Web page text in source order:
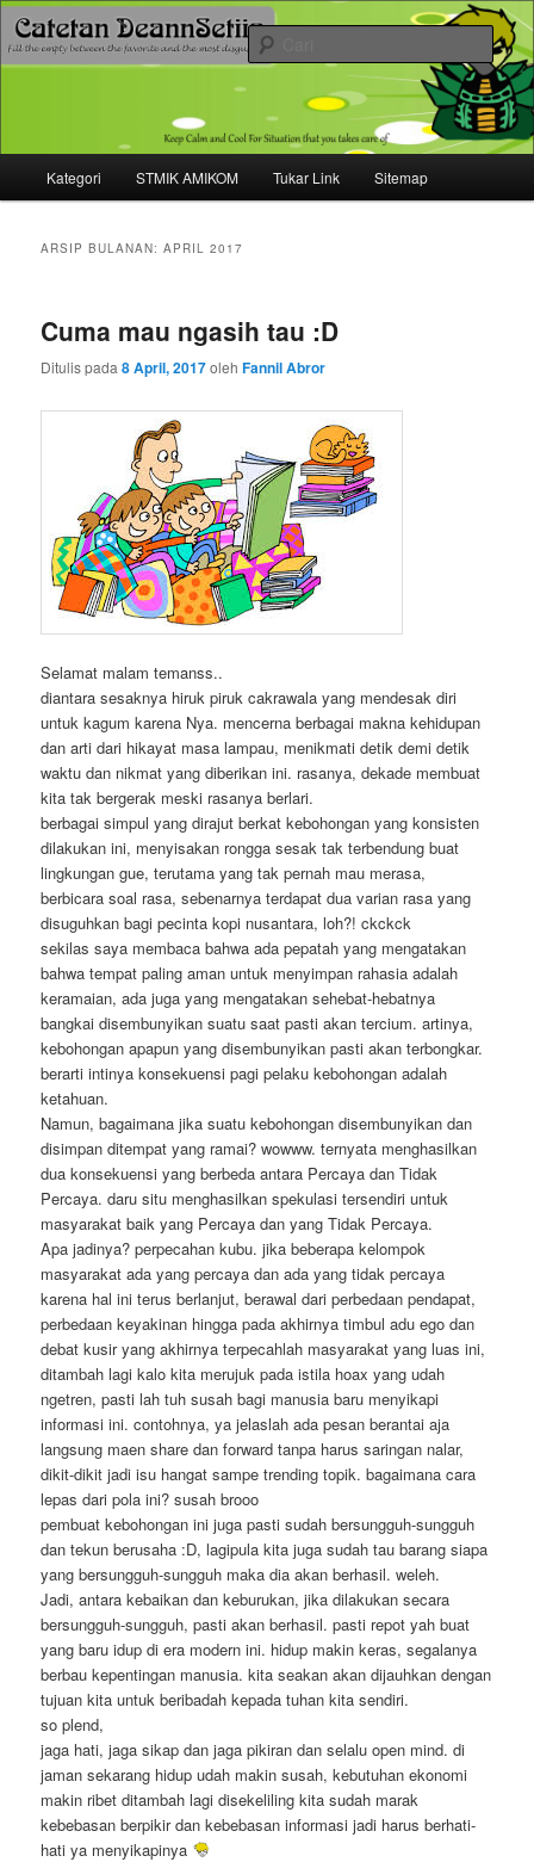
Mari bermimpi dan ciptakan kehendak
Cari
Langsung
utama
Langsung
sekunder
Kategori STMIK AMIKOM Tukar Link Sitemap
ARSIP BULANAN:APRIL 2017
Cuma mau ngasih tau :D
Ditulis pada8 April, 2017olehFannil Abror
Selamat malam temanss..
diantara sesaknya hiruk piruk cakrawala yang mendesak diri
untuk kagum karena Nya. mencerna berbagai makna kehidupan
dan arti dari hikayat masa lampau, menikmati detik demi detik
waktu dan nikmat yang diberikan ini. rasanya, dekade membuat
kita tak bergerak meski rasanya berlari.
berbagai simpul yang dirajut berkat kebohongan yang konsisten
dilakukan ini, menyisakan rongga sesak tak terbendung buat
lingkungan gue, terutama yang tak pernah mau merasa,
berbicara soal rasa, sebenarnya terdapat dua varian rasa yang
disuguhkan bagi pecinta kopi nusantara, loh?! ckckck
sekilas saya membaca bahwa ada pepatah yang mengatakan
bahwa tempat paling aman untuk menyimpan rahasia adalah
keramaian, ada juga yang mengatakan sehebat-hebatnya
bangkai disembunyikan suatu saat pasti akan tercium. artinya,
kebohongan apapun yang disembunyikan pasti akan terbongkar.
berarti intinya konsekuensi pagi pelaku kebohongan adalah
ketahuan.
Namun, bagaimana jika suatu kebohongan disembunyikan dan
disimpan ditempat yang ramai? wowww. ternyata menghasilkan
dua konsekuensi yang berbeda antara Percaya dan Tidak
Percaya. daru situ menghasilkan spekulasi tersendiri untuk
masyarakat baik yang Percaya dan yang Tidak Percaya.
Apa jadinya? perpecahan kubu. jika beberapa kelompok
masyarakat ada yang percaya dan ada yang tidak percaya
karena hal ini terus berlanjut, berawal dari perbedaan pendapat,
perbedaan keyakinan hingga pada akhirnya timbul adu ego dan
debat kusir yang akhirnya terpecahlah masyarakat yang luas ini,
ditambah lagi kalo kita merujuk pada istila hoax yang udah
ngetren, pasti lah tuh susah bagi manusia baru menyikapi
informasi ini. contohnya, ya jelaslah ada pesan berantai aja
langsung maen share dan forward tanpa harus saringan nalar,
dikit-dikit jadi isu hangat sampe trending topik. bagaimana cara
lepas dari pola ini? susah brooo
pembuat kebohongan ini juga pasti sudah bersungguh-sungguh
dan tekun berusaha :D, lagipula kita juga sudah tau barang siapa
yang bersungguh-sungguh maka dia akan berhasil. weleh.
Jadi, antara kebaikan dan keburukan, jika dilakukan secara
bersungguh-sungguh, pasti akan berhasil. pasti repot yah buat
yang baru idup di era modern ini. hidup makin keras, segalanya
berbau kepentingan manusia. kita seakan akan dijauhkan dengan
tujuan kita untuk beribadah kepada tuhan kita sendiri.
so plend,
jaga hati, jaga sikap dan jaga pikiran dan selalu open mind. di
jaman sekarang hidup udah makin susah, kebutuhan ekonomi
makin ribet ditambah lagi disekeliling kita sudah marak
kebebasan berpikir dan kebebasan informasi jadi harus berhati-
hati ya menyikapinya